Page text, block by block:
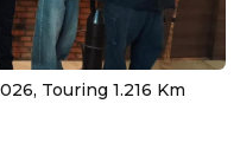
Touring 1.216 Km